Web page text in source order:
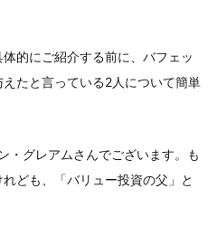
的にご紹介する前に、バフェッ
たと言っている2人について簡単
・グレアムさんでございます。も
ども、「バリュー投資の父」と